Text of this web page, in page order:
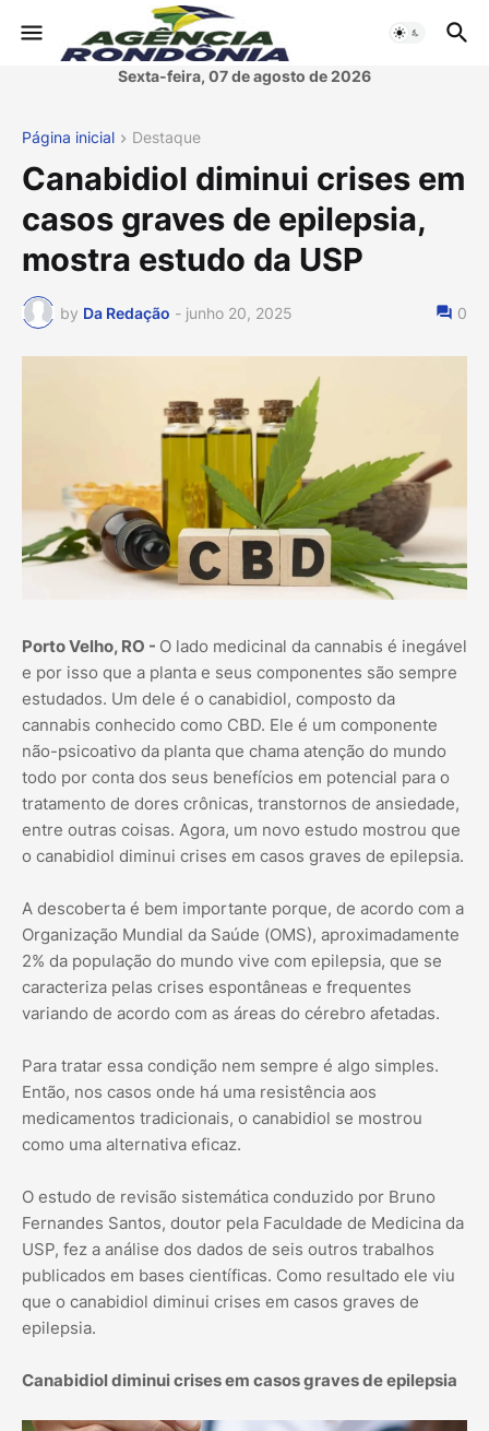
Sexta-feira, 07 de agosto de 2026
Página inicial Destaque
Canabidiol diminui crises em
casos graves de epilepsia,
mostra estudo da USP
by Da Redação - junho 20, 2025 0
Porto Velho, RO - O lado medicinal da cannabis é inegável
e por isso que a planta e seus componentes são sempre
estudados. Um dele é o canabidiol, composto da
cannabis conhecido como CBD. Ele é um componente
não-psicoativo da planta que chama atenção do mundo
todo por conta dos seus benefícios em potencial para o
tratamento de dores crônicas, transtornos de ansiedade,
entre outras coisas. Agora, um novo estudo mostrou que
o canabidiol diminui crises em casos graves de epilepsia.
A descoberta é bem importante porque, de acordo com a
Organização Mundial da Saúde (OMS), aproximadamente
2% da população do mundo vive com epilepsia, que se
caracteriza pelas crises espontâneas e frequentes
variando de acordo com as áreas do cérebro afetadas.
Para tratar essa condição nem sempre é algo simples.
Então, nos casos onde há uma resistência aos
medicamentos tradicionais, o canabidiol se mostrou
como uma alternativa eficaz.
O estudo de revisão sistemática conduzido por Bruno
Fernandes Santos, doutor pela Faculdade de Medicina da
USP, fez a análise dos dados de seis outros trabalhos
publicados em bases científicas. Como resultado ele viu
que o canabidiol diminui crises em casos graves de
epilepsia.
Canabidiol diminui crises em casos graves de epilepsia